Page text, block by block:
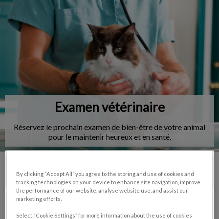
IvcPractices.HeaderNav.Search.Label
Examen vétérinaire
Réservez le prochain examen de bien-être de votre animal
pour le maintenir heureux et en santé.
Contactez-nous
By clicking “Accept All” you agree to the storing and use of cookies and
tracking technologies on your device to enhance site navigation, improve
the performance of our website, analyse website use, and assist our
marketing efforts.
Select “Cookie Settings” for more information about the use of cookies